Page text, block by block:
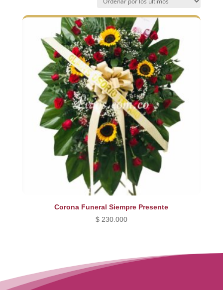
Corona Funeral Siempre Presente
$230.000